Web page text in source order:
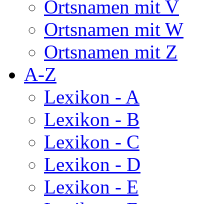
Ortsnamen mit V
Ortsnamen mit W
Ortsnamen mit Z
A-Z
Lexikon - A
Lexikon - B
Lexikon - C
Lexikon - D
Lexikon - E